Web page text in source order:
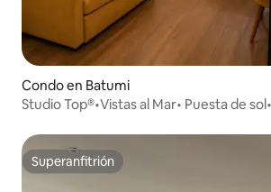
Condo en Batumi
Studio Top®•Vistas al Mar• Puesta de
Superanfitrión
Superanfitrión